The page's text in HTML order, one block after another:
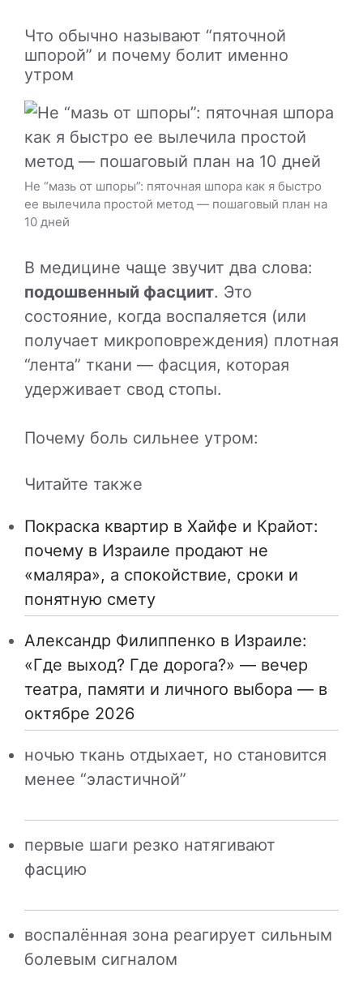
Что обычно называют “пяточной
шпорой” и почему болит именно
утром
Не “мазь от шпоры”: пяточная шпора как я быстро
ее вылечила простой метод — пошаговый план на
10 дней
В медицине чаще звучит два слова:
подошвенный фасциит. Это
состояние, когда воспаляется (или
получает микроповреждения) плотная
“лента” ткани — фасция, которая
удерживает свод стопы.
Почему боль сильнее утром:
Читайте также
Покраска квартир в Хайфе и Крайот:
почему в Израиле продают не
«маляра», а спокойствие, сроки и
понятную смету
Александр Филиппенко в Израиле:
«Где выход? Где дорога?» — вечер
театра, памяти и личного выбора — в
октябре 2026
ночью ткань отдыхает, но становится
менее “эластичной”
первые шаги резко натягивают
фасцию
воспалённая зона реагирует сильным
болевым сигналом